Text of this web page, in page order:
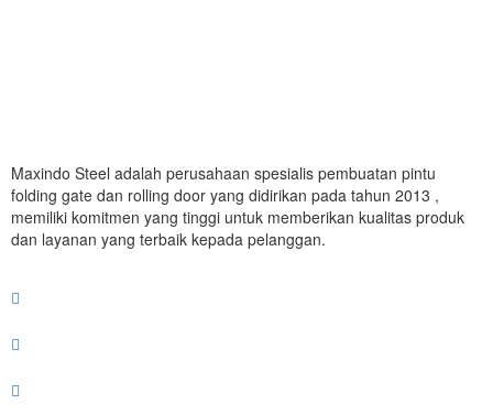
Maxindo Steel adalah perusahaan spesialis pembuatan pintu
folding gate dan rolling door yang didirikan pada tahun 2013 ,
memiliki komitmen yang tinggi untuk memberikan kualitas produk
dan layanan yang terbaik kepada pelanggan.